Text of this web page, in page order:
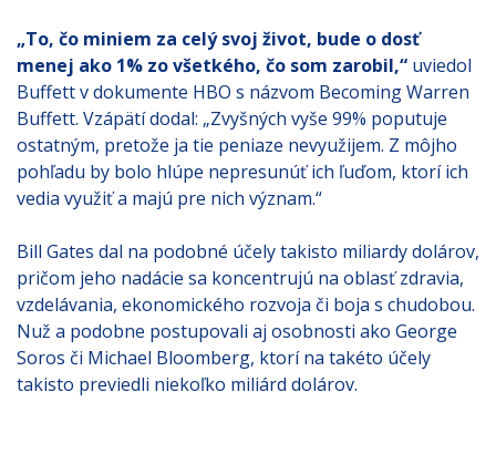
„To, čo miniem za celý svoj život, bude o dosť
menej ako 1% zo všetkého, čo som zarobil,“ uviedol
Buffett v dokumente HBO s názvom Becoming Warren
Buffett. Vzápätí dodal: „Zvyšných vyše 99% poputuje
ostatným, pretože ja tie peniaze nevyužijem. Z môjho
pohľadu by bolo hlúpe nepresunúť ich ľuďom, ktorí ich
vedia využiť a majú pre nich význam.“
Bill Gates dal na podobné účely takisto miliardy dolárov,
pričom jeho nadácie sa koncentrujú na oblasť zdravia,
vzdelávania, ekonomického rozvoja či boja s chudobou.
Nuž a podobne postupovali aj osobnosti ako George
Soros či Michael Bloomberg, ktorí na takéto účely
takisto previedli niekoľko miliárd dolárov.